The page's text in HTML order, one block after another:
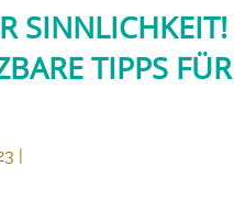
SINNLICHKEIT!
TIPPS FÜR
|